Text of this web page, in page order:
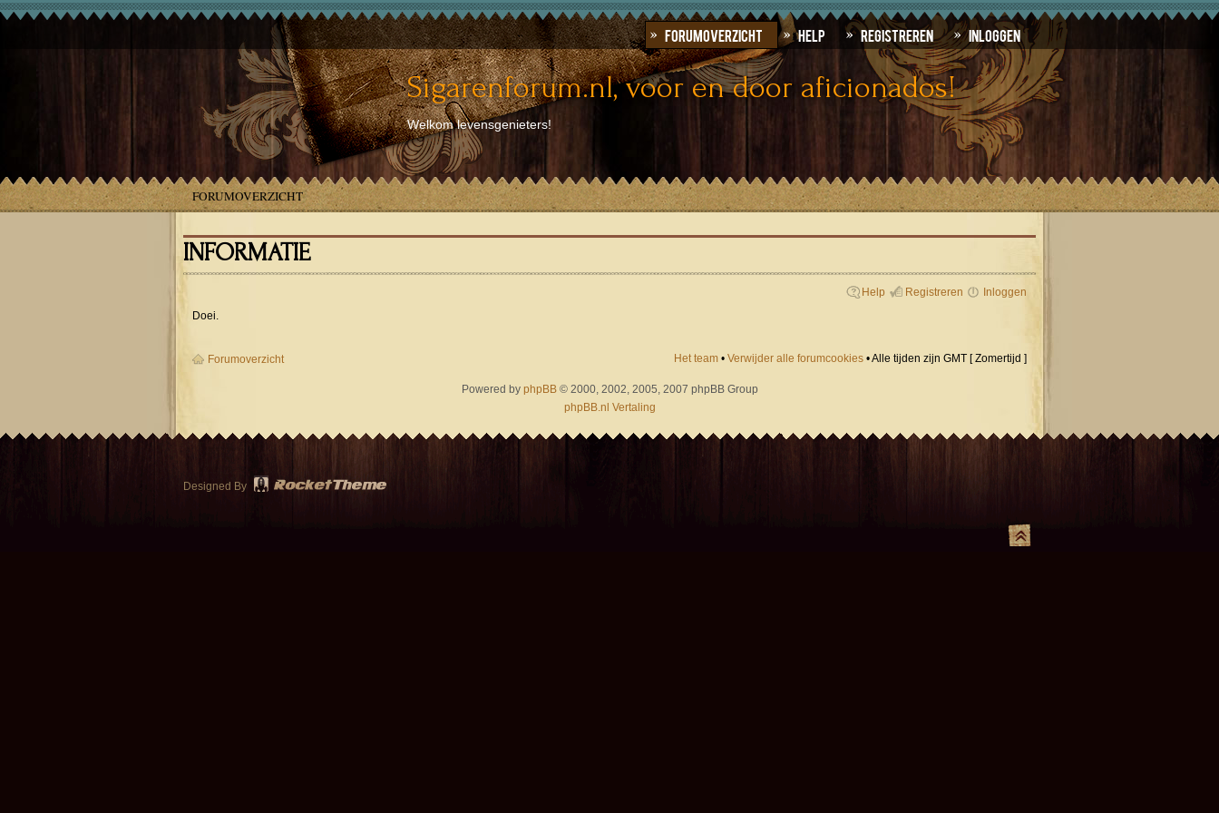
Forumoverzicht Help Registreren Inloggen
Sigarenforum.nl, voor en door aficionados!
Welkom levensgenieters!
FORUMOVERZICHT
INFORMATIE
Help Registreren
Inloggen
Doei.
Forumoverzicht Het team • Verwijder alle forumcookies • Alle tijden zijn GMT [ Zomertijd ]
Powered by phpBB© 2000, 2002, 2005, 2007 phpBB Group
phpBB.nl Vertaling
Designed By